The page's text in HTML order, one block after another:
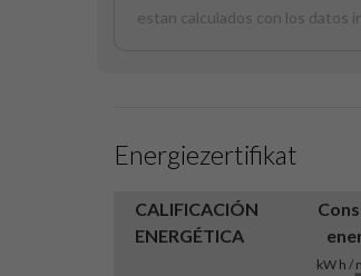
estan calculados con los datos
Energiezertifikat
CALIFICACIÓN
ENERGÉTICA
kW h /